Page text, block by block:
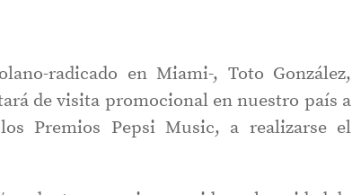
radicado en Miami-, Toto González,
de visita promocional en nuestro país a
Premios Pepsi Music, a realizarse el